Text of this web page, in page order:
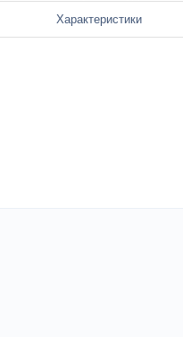
Характеристики